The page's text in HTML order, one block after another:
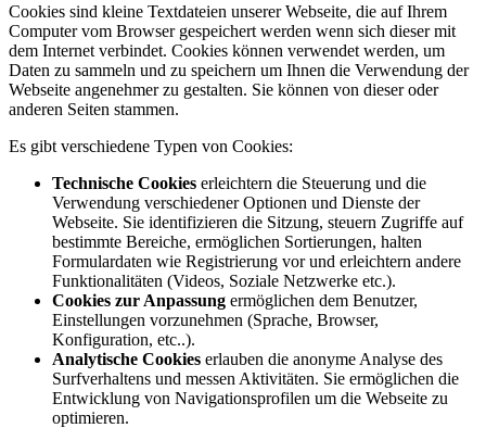
Cookies sind kleine Textdateien unserer Webseite, die auf Ihrem
Computer vom Browser gespeichert werden wenn sich dieser mit
dem Internet verbindet. Cookies können verwendet werden, um
Daten zu sammeln und zu speichern um Ihnen die Verwendung der
Webseite angenehmer zu gestalten. Sie können von dieser oder
anderen Seiten stammen.
Es gibt verschiedene Typen von Cookies:
Technische Cookies erleichtern die Steuerung und die
Verwendung verschiedener Optionen und Dienste der
Webseite. Sie identifizieren die Sitzung, steuern Zugriffe auf
bestimmte Bereiche, ermöglichen Sortierungen, halten
Formulardaten wie Registrierung vor und erleichtern andere
Funktionalitäten (Videos, Soziale Netzwerke etc.).
Cookies zur Anpassung ermöglichen dem Benutzer,
Einstellungen vorzunehmen (Sprache, Browser,
Konfiguration, etc..).
Analytische Cookies erlauben die anonyme Analyse des
Surfverhaltens und messen Aktivitäten. Sie ermöglichen die
Entwicklung von Navigationsprofilen um die Webseite zu
optimieren.